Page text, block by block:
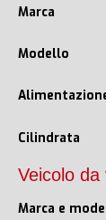
Marca
Modello
Cilindrata
Veicolo
Marca e